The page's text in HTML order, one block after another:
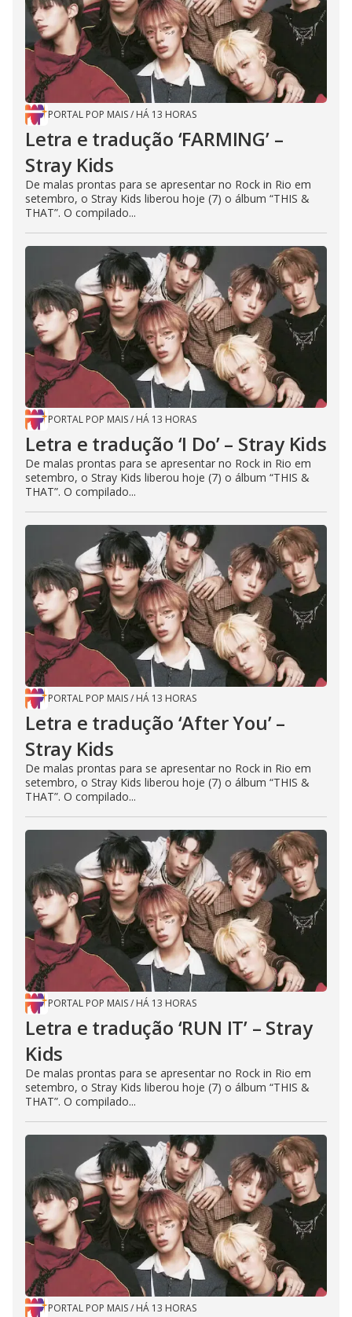
PORTAL POP MAIS/ HÁ 13 HORAS
Letra e tradução ‘FARMING’ –
Stray Kids
De malas prontas para se apresentar no Rock in Rio em
setembro, o Stray Kids liberou hoje (7) o álbum “THIS &
THAT”. O compilado...
PORTAL POP MAIS/ HÁ 13 HORAS
Letra e tradução ‘I Do’ – Stray Kids
De malas prontas para se apresentar no Rock in Rio em
setembro, o Stray Kids liberou hoje (7) o álbum “THIS &
THAT”. O compilado...
PORTAL POP MAIS/ HÁ 13 HORAS
Letra e tradução ‘After You’ –
Stray Kids
De malas prontas para se apresentar no Rock in Rio em
setembro, o Stray Kids liberou hoje (7) o álbum “THIS &
THAT”. O compilado...
PORTAL POP MAIS/ HÁ 13 HORAS
Letra e tradução ‘RUN IT’ – Stray
Kids
De malas prontas para se apresentar no Rock in Rio em
setembro, o Stray Kids liberou hoje (7) o álbum “THIS &
THAT”. O compilado...
PORTAL POP MAIS/ HÁ 13 HORAS